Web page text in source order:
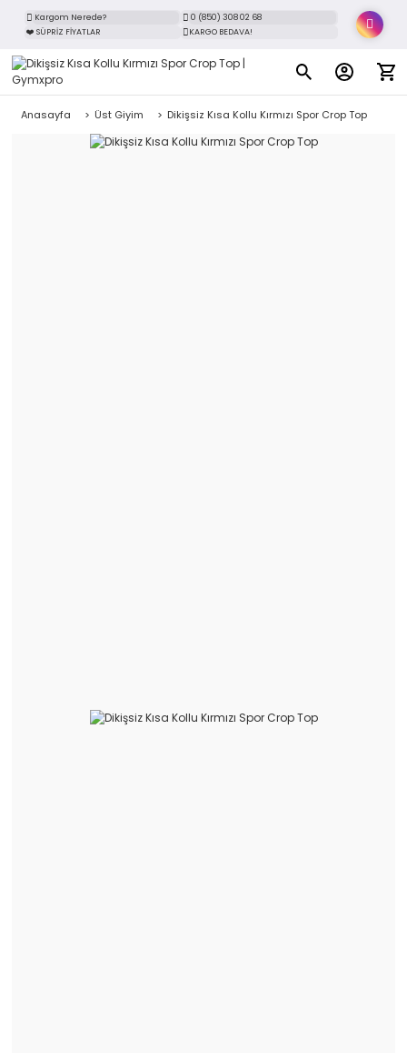
Kargom Nerede?
0 (850) 308 02 68
❤️ SÜPRİZ FİYATLAR
KARGO BEDAVA!
Anasayfa Üst Giyim Dikişsiz Kısa Kollu Kırmızı Spor Crop Top